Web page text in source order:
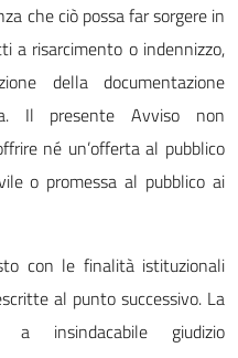
che ciò possa far sorgere in
a risarcimento o indennizzo,
della documentazione
Il presente Avviso non
né un’offerta al pubblico
o promessa al pubblico ai
con le finalità istituzionali
al punto successivo. La
insindacabile giudizio